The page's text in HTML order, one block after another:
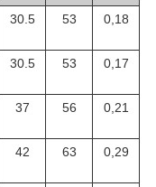
30.5 53 0,18
30.5 53 0,17
37 56 0,21
42 63 0,29